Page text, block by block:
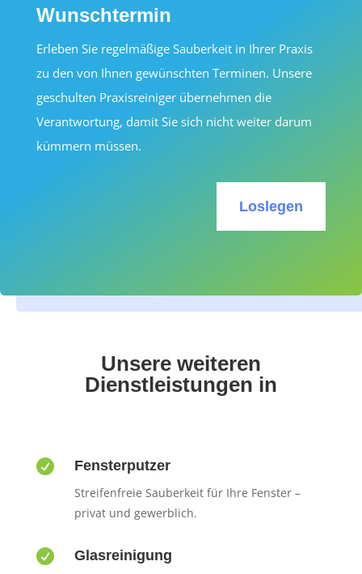
Wunschtermin
Erleben Sie regelmäßige Sauberkeit in Ihrer Praxis
zu den von Ihnen gewünschten Terminen. Unsere
geschulten Praxisreiniger übernehmen die
Verantwortung, damit Sie sich nicht weiter darum
kümmern müssen.
Loslegen
Unsere weiteren
Dienstleistungen in
 Fensterputzer
Streifenfreie Sauberkeit für Ihre Fenster –
privat und gewerblich.
 Glasreinigung